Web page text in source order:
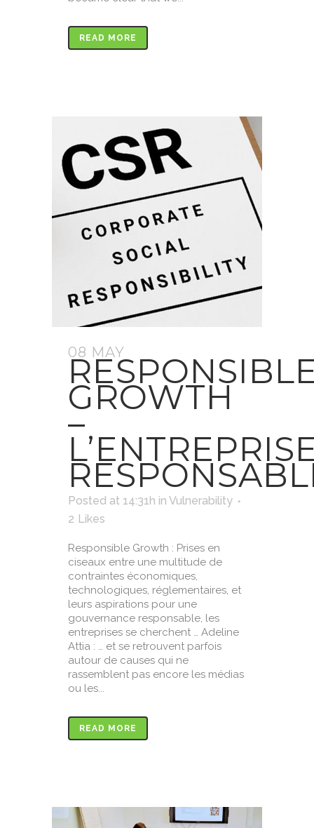
READ MORE
08 MAY
GROWTH
–
Posted at 14:31h in Vulnerability
2 Likes
Responsible Growth : Prises en
ciseaux entre une multitude de
contraintes économiques,
technologiques, réglementaires, et
leurs aspirations pour une
gouvernance responsable, les
entreprises se cherchent … Adeline
Attia : … et se retrouvent parfois
autour de causes qui ne
rassemblent pas encore les médias
ou les...
READ MORE